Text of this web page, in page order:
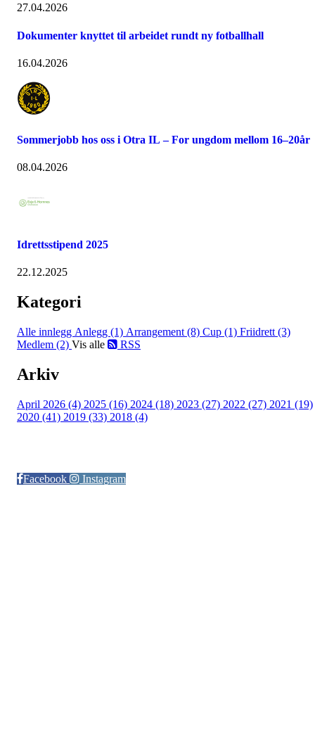
27.04.2026
Dokumenter knyttet til arbeidet rundt ny fotballhall
16.04.2026
Sommerjobb hos oss i Otra IL – For ungdom mellom 16–20år
08.04.2026
Idrettsstipend 2025
22.12.2025
Kategori
Alle innlegg Anlegg (1) Arrangement (8) Cup (1) Friidrett (3)
Medlem (2) Vis alle RSS
Arkiv
April 2026 (4) 2025 (16) 2024 (18) 2023 (27) 2022 (27) 2021 (19)
2020 (41) 2019 (33) 2018 (4)
Facebook
Instagram